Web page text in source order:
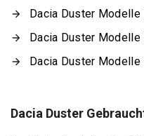
Dacia Duster Modelle
Dacia Duster Modelle
Dacia Duster Modelle
Dacia Duster